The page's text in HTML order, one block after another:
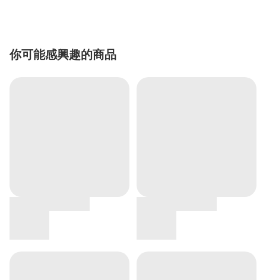
你可能感興趣的商品